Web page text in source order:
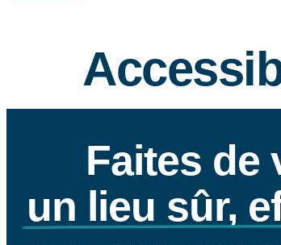
Faites de
un lieu sûr,